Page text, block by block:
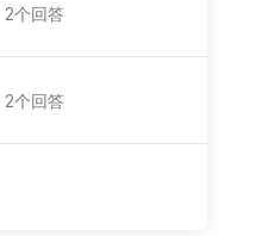
2个回答
2个回答